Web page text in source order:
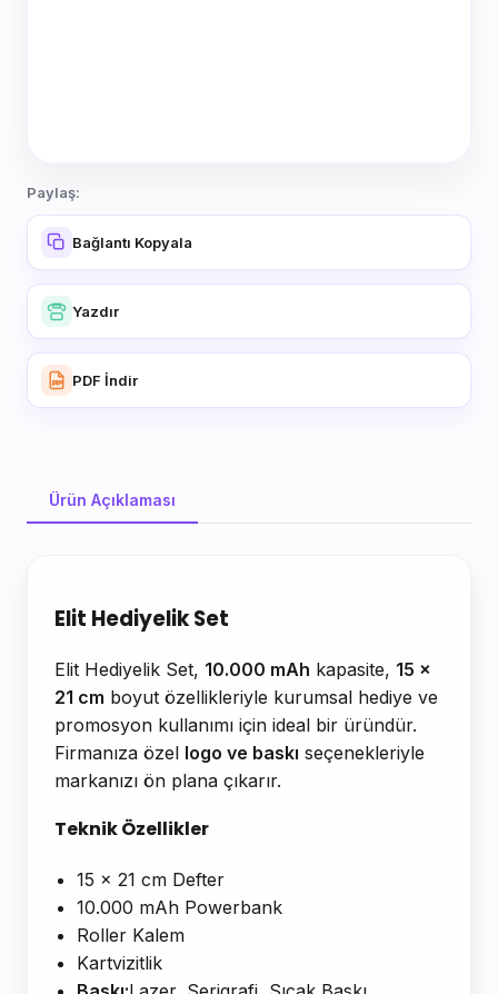
Paylaş:
Bağlantı Kopyala
Yazdır
PDF İndir
Ürün Açıklaması
Elit Hediyelik Set
Elit Hediyelik Set, 10.000 mAh kapasite, 15 x
21 cm boyut özellikleriyle kurumsal hediye ve
promosyon kullanımı için ideal bir üründür.
Firmanıza özel logo ve baskı seçenekleriyle
markanızı ön plana çıkarır.
Teknik Özellikler
15 x 21 cm Defter
10.000 mAh Powerbank
Roller Kalem
Kartvizitlik